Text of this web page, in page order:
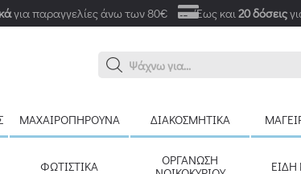
για παραγγελίες άνω των 80€ Έως και20 δόσεις
Αναζ
ΜΑΧΑΙΡΟΠΉΡΟΥΝΑ ΔΙΑΚΟΣΜΗΤΙΚΆ
ΦΩΤΙΣΤΙΚΆ
ΟΡΓΆΝΩΣΗ